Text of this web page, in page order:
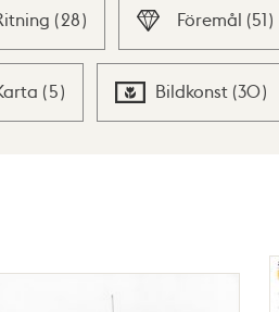
(28) Föremål (51)
(5) Bildkonst (30)